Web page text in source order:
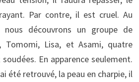
Par contre, il est cruel. Au
découvrons un groupe de
Tomomi, Lisa, et Asami, quatre
En apparence seulement.
été retrouvé, la peau en charpie, il